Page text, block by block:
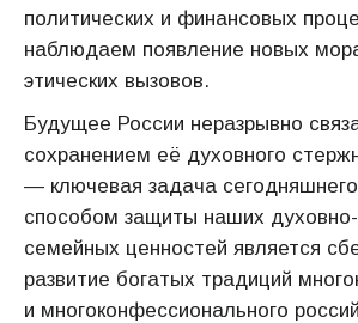
политических и финансовых
наблюдаем появление новых
этических вызовов.
Будущее России неразрывно
сохранением её духовного
— ключевая задача
способом защиты наших
семейных ценностей является
развитие богатых традиций
и многоконфессионального